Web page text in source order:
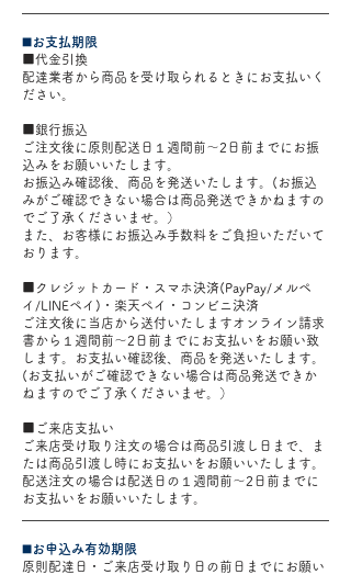
◼️お支払期限
■代金引換
配達業者から商品を受け取られるときにお支払いく
ださい。
■銀行振込
ご注文後に原則配送日１週間前〜2日前までにお振
込みをお願いいたします。
お振込み確認後、商品を発送いたします。(お振込
みがご確認できない場合は商品発送できかねますの
でご了承くださいませ。）
また、お客様にお振込み手数料をご負担いただいて
おります。
■クレジットカード・
スマホ決済(PayPay/メルペ
イ/LINEペイ)・ 楽天ペイ・ コンビニ決済
ご注文後に当店から送付いたしますオンライン請求
書から１週間前〜2日前までにお支払いをお願い致
します。お支払い確認後、商品を発送いたします。
(お支払いがご確認できない場合は商品発送できか
ねますのでご了承くださいませ。）
■ご来店支払い
ご来店受け取り注文の場合は商品引渡し日まで、ま
たは商品引渡し時にお支払いをお願いいたします。
配送注文の場合は配送日の１週間前〜2日前までに
お支払いをお願いいたします。
◼️お申込み有効期限
原則配達日・ご来店受け取り日の前日までにお願い